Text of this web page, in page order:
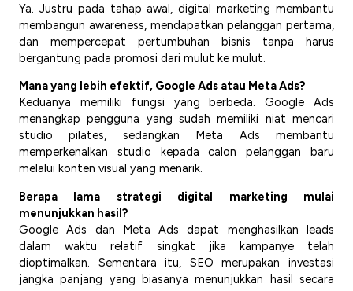
Ya. Justru pada tahap awal, digital marketing membantu
membangun awareness, mendapatkan pelanggan pertama,
dan mempercepat pertumbuhan bisnis tanpa harus
bergantung pada promosi dari mulut ke mulut.
Mana yang lebih efektif, Google Ads atau Meta Ads?
Keduanya memiliki fungsi yang berbeda. Google Ads
menangkap pengguna yang sudah memiliki niat mencari
studio pilates, sedangkan Meta Ads membantu
memperkenalkan studio kepada calon pelanggan baru
melalui konten visual yang menarik.
Berapa lama strategi digital marketing mulai
menunjukkan hasil?
Google Ads dan Meta Ads dapat menghasilkan leads
dalam waktu relatif singkat jika kampanye telah
dioptimalkan. Sementara itu, SEO merupakan investasi
jangka panjang yang biasanya menunjukkan hasil secara